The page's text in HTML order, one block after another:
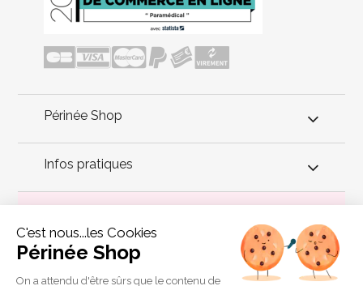
Périnée Shop
Infos pratiques
Constipation : trouver le remède efficace et simple pour
solutionner ce trouble, c'est possible avec le marchepied
Squatty Potty. Vous soulagez aussi la crise hémorroïdaire et
C'est nous...les Cookies
Périnée Shop
On a attendu d'être sûrs que le contenu de